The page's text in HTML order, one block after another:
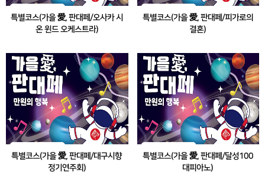
특별코스(가을 愛, 판대페/오사카 시
온 윈드 오케스트라)
윈드 오케스트라> 공연 관람 & 대구미술관 전
시 관람
특별코스(가을 愛, 판대페/피가로의
결혼)
2025 대구정원박람회 참여
특별코스(가을 愛, 판대페/대구시향
정기연주회)
특별코스(가을 愛, 판대페/달성100
대피아노)